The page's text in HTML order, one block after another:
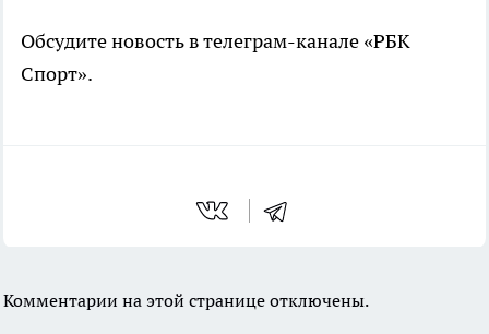
Обсудите новость в телеграм-канале «РБК
Спорт».
Комментарии на этой странице отключены.